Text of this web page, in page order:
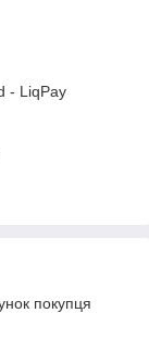
- LiqPay
покупця